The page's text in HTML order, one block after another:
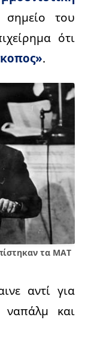
σημείο του
ότι
.
τα ΜΑΤ
αντί για
ναπάλμ και